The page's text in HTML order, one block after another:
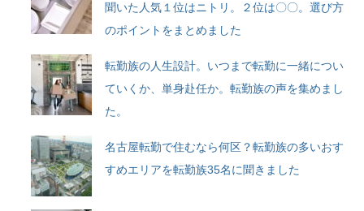
聞いた人気１位はニトリ。２位は〇〇。選び方
のポイントをまとめました
転勤族の人生設計。いつまで転勤に一緒につい
ていくか、単身赴任か。転勤族の声を集めまし
た。
名古屋転勤で住むなら何区？転勤族の多いおす
すめエリアを転勤族35名に聞きました